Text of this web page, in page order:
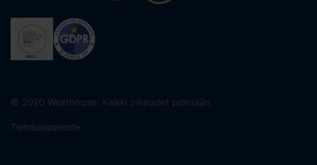
© 2020 Westhouse. Kaikki oikeudet pidetään.
Tietosuojaseloste